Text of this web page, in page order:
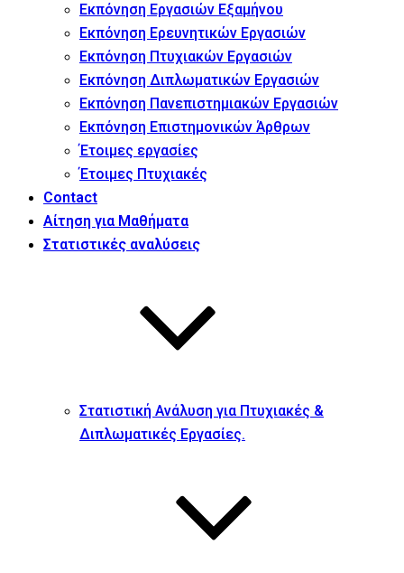
Εκπόνηση Εργασιών Εξαμήνου
Εκπόνηση Ερευνητικών Εργασιών
Εκπόνηση Πτυχιακών Εργασιών
Εκπόνηση Διπλωματικών Εργασιών
Εκπόνηση Πανεπιστημιακών Εργασιών
Εκπόνηση Επιστημονικών Άρθρων
Έτοιμες εργασίες
Έτοιμες Πτυχιακές
Contact
Αίτηση για Μαθήματα
Στατιστικές αναλύσεις
Στατιστική Ανάλυση για Πτυχιακές &
Διπλωματικές Εργασίες.